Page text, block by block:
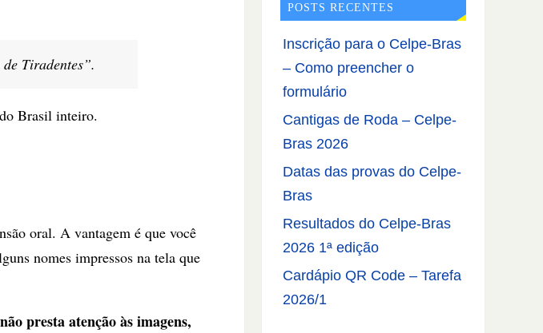
Tiradentes”.
Brasil inteiro.
oral. A vantagem é que você
nomes impressos na tela que
não presta atenção às imagens,
POSTS RECENTES
Inscrição para o Celpe-Bras
– Como preencher o
formulário
Cantigas de Roda – Celpe-
Bras 2026
Datas das provas do Celpe-
Bras
Resultados do Celpe-Bras
2026 1ª edição
Cardápio QR Code – Tarefa
2026/1